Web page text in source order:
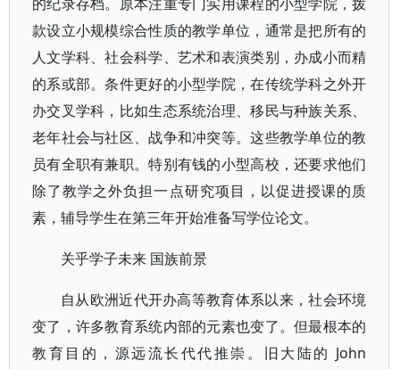
款设立小规模综合性质的教学单位，通常是把所有的
人文学科、社会科学、艺术和表演类别，办成小而精
的系或部。条件更好的小型学院，在传统学科之外开
办交叉学科，比如生态系统治理、移民与种族关系、
老年社会与社区、战争和冲突等。这些教学单位的教
员有全职有兼职。特别有钱的小型高校，还要求他们
除了教学之外负担一点研究项目，以促进授课的质
素，辅导学生在第三年开始准备写学位论文。
关乎学子未来 国族前景
自从欧洲近代开办高等教育体系以来，社会环境
变了，许多教育系统内部的元素也变了。但最根本的
教育目的，源远流长代代推崇。旧大陆的 John